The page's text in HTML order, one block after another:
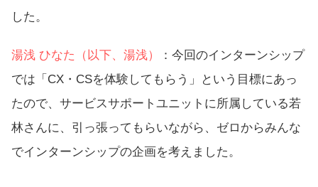
した。
湯浅 ひなた（以下、湯浅）
：今回のインターンシップ
では「CX・CSを体験してもらう」という目標にあっ
たので、サービスサポートユニットに所属している若
林さんに、引っ張ってもらいながら、ゼロからみんな
でインターンシップの企画を考えました。